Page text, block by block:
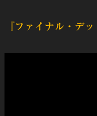
『ファイナル・デ